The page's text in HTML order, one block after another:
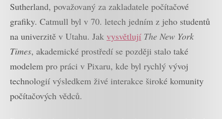
Sutherland, považovaný za zakladatele počítačové
grafiky. Catmull byl v 70. letech jedním z jeho studentů
na univerzitě v Utahu. Jak vysvětlují The New York
Times, akademické prostředí se později stalo také
modelem pro práci v Pixaru, kde byl rychlý vývoj
technologií výsledkem živé interakce široké komunity
počítačových vědců.